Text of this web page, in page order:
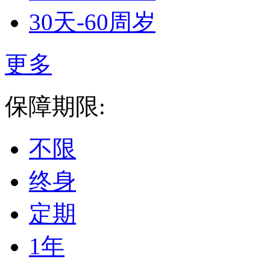
30天-60周岁
更多
保障期限:
不限
终身
定期
1年